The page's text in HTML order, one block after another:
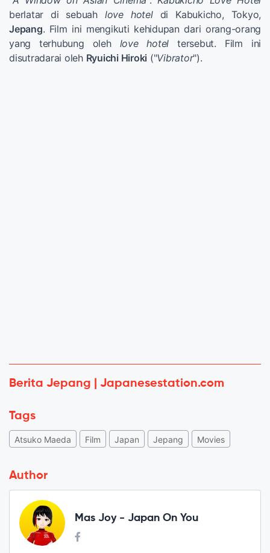
berlatar di sebuah love hoteldi Kabukicho, Tokyo,
Jepang. Film ini mengikuti kehidupan dari orang-orang
yang terhubung oleh love hotel tersebut. Film ini
disutradarai oleh Ryuichi Hiroki ("Vibrator").
Berita Jepang | Japanesestation.com
Tags
Atsuko Maeda Film Japan Jepang Movies
Author
Mas Joy - Japan On You